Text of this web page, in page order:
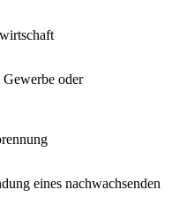
oder
eines nachwachsenden